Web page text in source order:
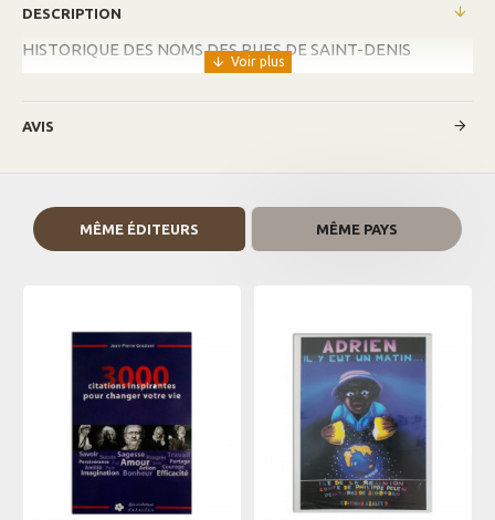
DESCRIPTION
HISTORIQUE DES NOMS DES RUES DE SAINT-DENIS
AVIS
MÊME ÉDITEURS MÊME PAYS